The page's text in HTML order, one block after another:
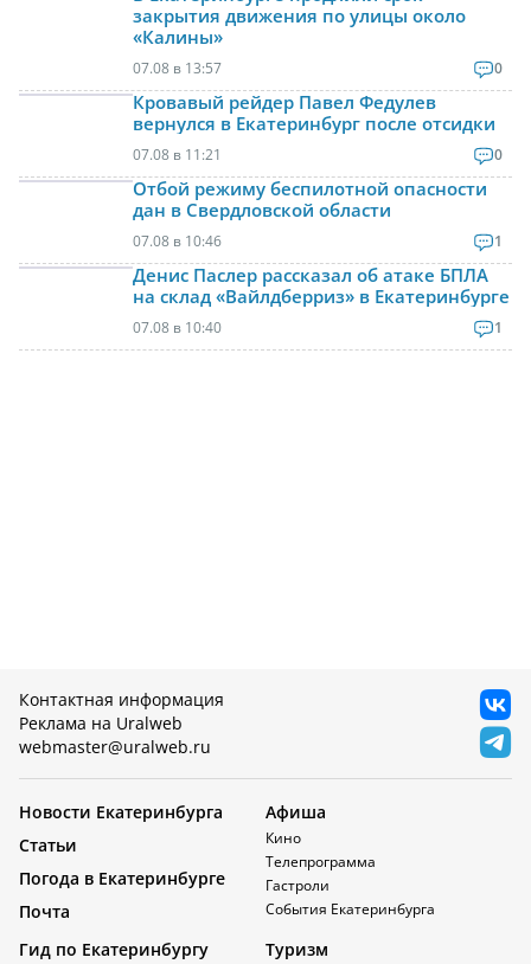
закрытия движения по улицы около
«Калины»
07.08 в 13:57 0
Кровавый рейдер Павел Федулев
вернулся в Екатеринбург после отсидки
07.08 в 11:21 0
Отбой режиму беспилотной опасности
дан в Свердловской области
07.08 в 10:46 1
Денис Паслер рассказал об атаке БПЛА
на склад «Вайлдберриз» в Екатеринбурге
07.08 в 10:40 1
Контактная информация
Реклама на Uralweb
webmaster@uralweb.ru
Новости Екатеринбурга
Статьи
Погода в Екатеринбурге
Почта
Афиша
Кино
Телепрограмма
Гастроли
События Екатеринбурга
Гид по Екатеринбургу Туризм